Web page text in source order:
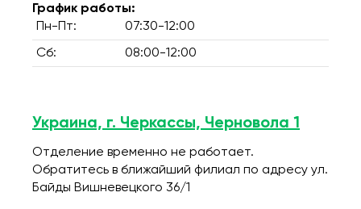
График работы:
Пн-Пт:
07:30-12:00
Сб: 08:00-12:00
Украина, г. Черкассы, Черновола 1
Отделение временно не работает.
Обратитесь в ближайший филиал по адресу ул.
Байды Вишневецкого 36/1